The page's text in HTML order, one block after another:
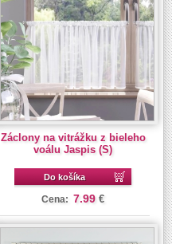
Záclony na vitrážku z bieleho
voálu Jaspis (S)
Do košíka
Cena: 7.99 €